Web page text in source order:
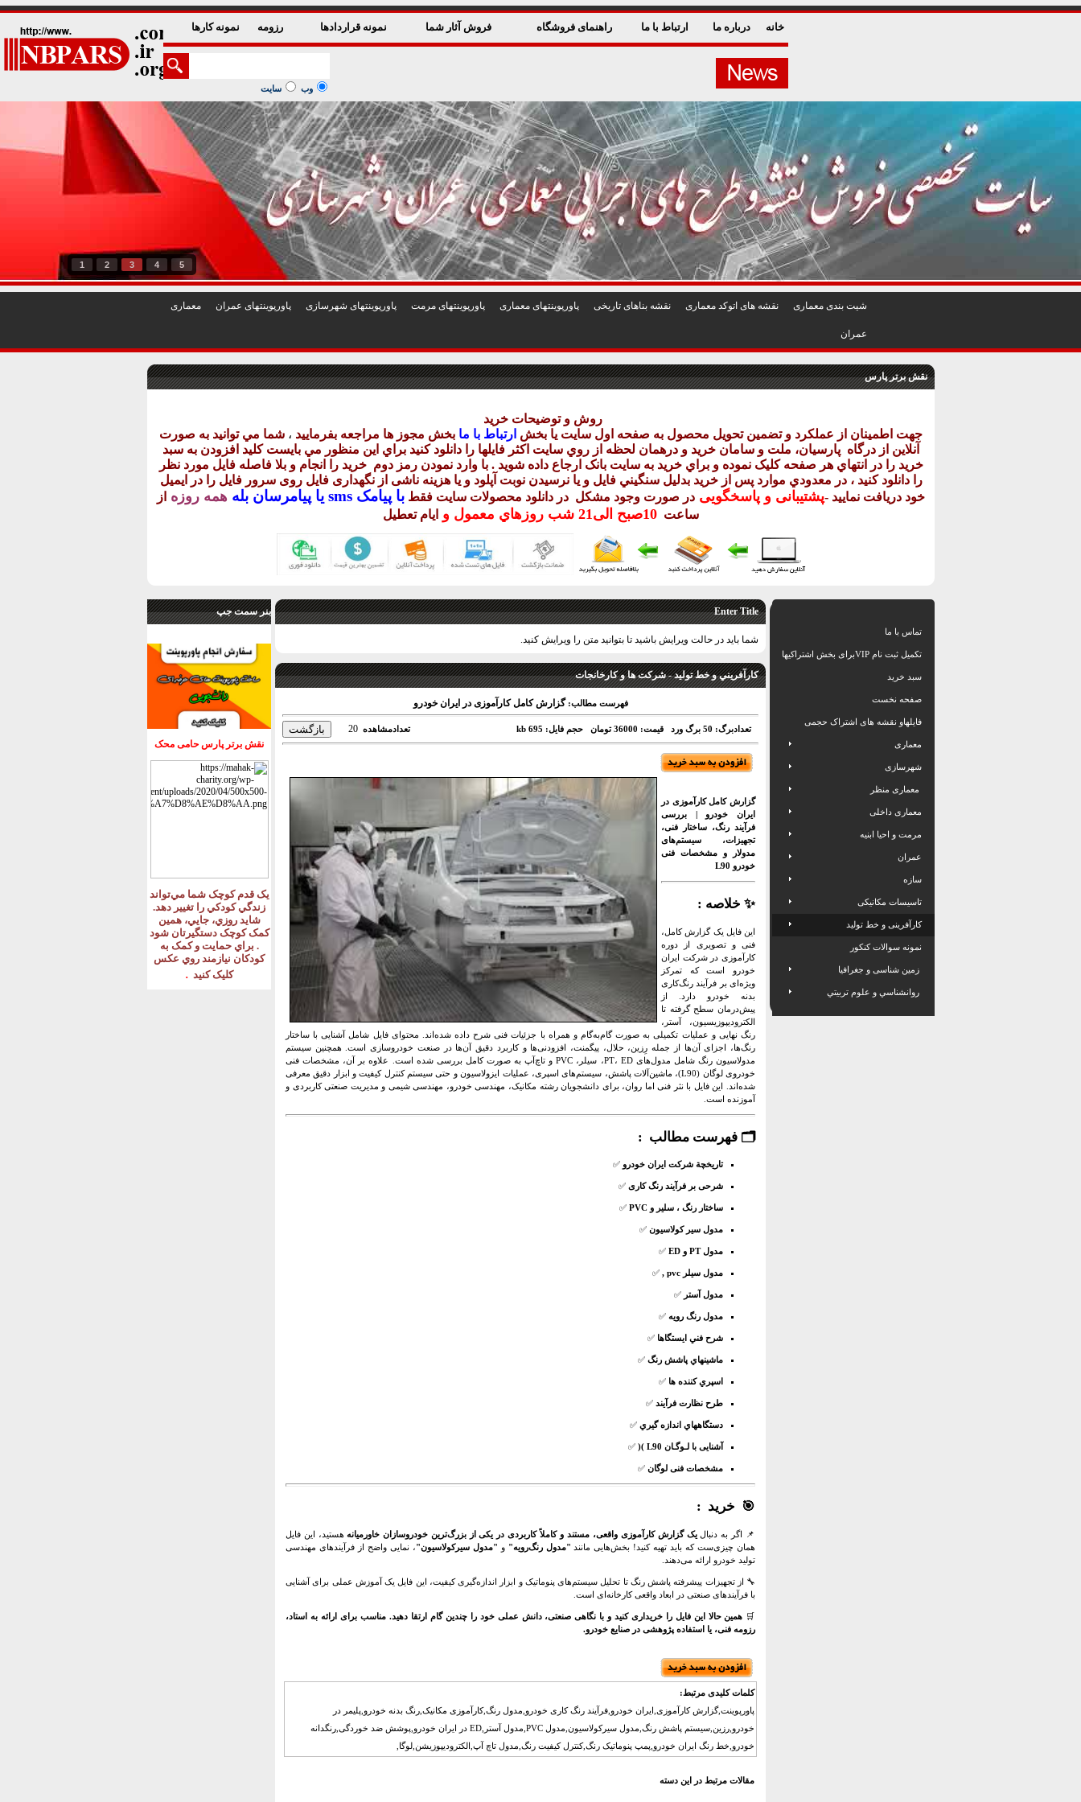
خانه درباره ما ارتباط با ما راهنمای فروشگاه فروش آثار شما نمونه قراردادها رزومه نمونه کارها
وب سایت
1 2 3 4 5
شيت بندی معماری نقشه های اتوکد معماری نقشه بناهای تاريخی پاورپوينتهای معماری پاورپوينتهای مرمت پاورپوينتهای شهرسازی پاورپوينتهای عمران معماری
عمران
نقش برتر پارس
روش و توضيحات خريد
جهت اطمينان از عملکرد و تضمين تحويل محصول به صفحه اول سايت يا بخش ارتباط با ما بخش مجوز ها مراجعه بفرماييد ، شما مي توانيد به صورت
آنلاين از درگاه پارسيان، ملت و سامان خريد و درهمان لحظه از روي سايت اکثر فايلها را دانلود کنيد براي اين منظور مي بايست کليد افزودن به سبد
خريد را در انتهاي هر صفحه کليک نموده و براي خريد به سايت بانک ارجاع داده شويد . با وارد نمودن رمز دوم خريد را انجام و بلا فاصله فايل مورد نظر
را دانلود کنيد ، در معدودي موارد پس از خريد بدليل سنگيني فايل و يا نرسيدن نوبت آپلود و يا هزينه ناشی از نگهداری فايل روی سرور فايل را در ايميل
خود دريافت نماييد -پشتيبانی و پاسخگويی در صورت وجود مشکل در دانلود محصولات سايت فقط با پيامک sms يا پيامرسان بله همه روزه از
ساعت 10صبح الی21 شب روزهاي معمول و ايام تعطيل
بنر سمت جپ
نقش برتر پارس حامی محک
يک قدم کوچک شما مي‌تواند
زندگي کودکي را تغيير دهد.
شايد روزي، جايي، همين
کمک کوچک دستگيرتان شود
. براي حمايت و کمک به
کودکان نيازمند روي عکس
کليک کنيد .
Enter Title
شما باید در حالت ویرایش باشید تا بتوانید متن را ویرایش کنید.
كارآفريني و خط توليد - شركت ها و كارخانجات
فهرست مطالب: گزارش کامل کارآموزی در ایران خودرو
تعدادبرگ: 50 برگ ورد قیمت: 36000 تومان حجم فایل: 695 kb تعدادمشاهده 20
گزارش کامل کارآموزی در
ایران خودرو | بررسی
فرآیند رنگ، ساختار فنی،
تجهیزات، سیستم‌های
مدولار و مشخصات فنی
خودرو L90
✨ خلاصه‌ :
این فایل یک گزارش کامل،
فنی و تصویری از دوره
کارآموزی در شرکت ایران
خودرو است که تمرکز
ویژه‌ای بر فرآیند رنگ‌کاری
بدنه خودرو دارد. از
پیش‌درمان سطح گرفته تا
الکترودیپوزیسیون، آستر،
رنگ نهایی و عملیات تکمیلی به صورت گام‌به‌گام و همراه با جزئیات فنی شرح داده شده‌اند. محتوای فایل شامل آشنایی با ساختار
رنگ‌ها، اجزای آن‌ها از جمله رِزین، حلال، پیگمنت، افزودنی‌ها و کاربرد دقیق آن‌ها در صنعت خودروسازی است. همچنین سیستم
مدولاسیون رنگ شامل مدول‌های PT، ED، سیلر، PVC و تاچ‌آپ به صورت کامل بررسی شده است. علاوه بر آن، مشخصات فنی
خودروی لوگان (L90)، ماشین‌آلات پاشش، سیستم‌های اسپری، عملیات ایزولاسیون و حتی سیستم کنترل کیفیت و ابزار دقیق معرفی
شده‌اند. این فایل با نثر فنی اما روان، برای دانشجویان رشته مکانیک، مهندسی خودرو، مهندسی شیمی و مدیریت صنعتی کاربردی و
آموزنده است.
🗂️ فهرست مطالب :
تاريخچة شركت ايران خودرو ✅
شرحی بر فرآیند رنگ کاری ✅
ساختار رنگ ، سلير و PVC ✅
مدول سير كولاسيون ✅
مدول PT و ED ✅
مدول سيلر pvc , ✅
مدول آستر ✅
مدول رنگ رويه ✅
شرح فني ايستگاها ✅
ماشينهاي پاشش رنگ ✅
اسپري كننده ها ✅
طرح نظارت فرآيند ✅
دستگاههاي اندازه گيري ✅
آشنایی با لـوگـان L90 )( ✅
مشخصات فنی لوگان ✅
🎯 خرید :
📌 اگر به دنبالیک گزارش کارآموزی واقعی، مستند و کاملاً کاربردی در یکی از بزرگ‌ترین خودروسازان خاورمیانه هستید، این فایل
همان چیزی‌ست که باید تهیه کنید! بخش‌هایی مانند "مدول رنگ‌رویه" و "مدول سیرکولاسیون"، نمایی واضح از فرآیندهای مهندسی
تولید خودرو ارائه می‌دهند.
🔧 از تجهیزات پیشرفته پاشش رنگ تا تحلیل سیستم‌های پنوماتیک و ابزار اندازه‌گیری کیفیت، این فایل یک آموزش عملی برای آشنایی
با فرآیندهای صنعتی در ابعاد واقعی کارخانه‌ای است.
🛒 همین حالا این فایل را خریداری کنید و با نگاهی صنعتی، دانش عملی خود را چندین گام ارتقا دهید. مناسب برای ارائه به استاد،
رزومه فنی، یا استفاده پژوهشی در صنایع خودرو.
کلمات کلیدی مرتبط:
پاورپوینت,گزارش کارآموزی,ایران خودرو,فرآیند رنگ کاری خودرو,مدول رنگ,کارآموزی مکانیک,رنگ بدنه خودرو,پلیمر در
خودرو,رزین,سیستم پاشش رنگ,مدول سیرکولاسیون,مدول PVC,مدول آستر,ED در ایران خودرو,پوشش ضد خوردگی,رنگدانه
خودرو,خط رنگ ایران خودرو,پمپ پنوماتیک رنگ,کنترل کیفیت رنگ,مدول تاچ آپ,الکترودیپوزیشن,لوگا,
مقالات مرتبط در این دسته
تماس با ما
تکمیل ثبت نام VIPبرای بخش اشتراکیها
سبد خرید
صفحه نخست
فایلهاو نقشه های اشتراک حجمی
معماری
شهرسازی
معماری منظر
معماری داخلی
مرمت و احیا ابنیه
عمران
سازه
تاسیسات مکانیکی
کارآفرینی و خط تولید
نمونه سوالات کنکور
زمین شناسی و جغرافیا
روانشناسي و علوم تربيتي